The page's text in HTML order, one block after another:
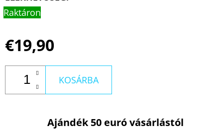
Raktáron
€19,90
KOSÁRBA
Ajándék 50 euró vásárlástól